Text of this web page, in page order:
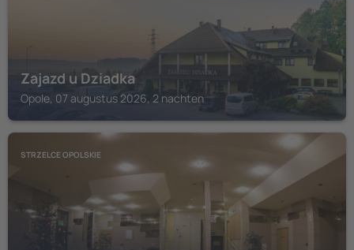
Zajazd u Dziadka
Opole, 07 augustus 2026, 2 nachten
STRZELCE OPOLSKIE